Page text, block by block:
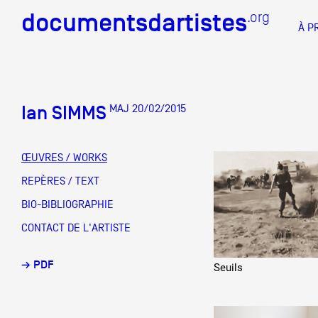
documentsdartistes.org
À
DOCUMENTS D'ARTISTES PACA
DE A à
documentsdartistes.org
Équipe
Partenaires
Crédits
Ian SIMMS MAJ 20/02/2015
ŒUVRES / WORKS
REPÈRES / TEXT
BIO-BIBLIOGRAPHIE
CONTACT DE L'ARTISTE
→ PDF Seuils